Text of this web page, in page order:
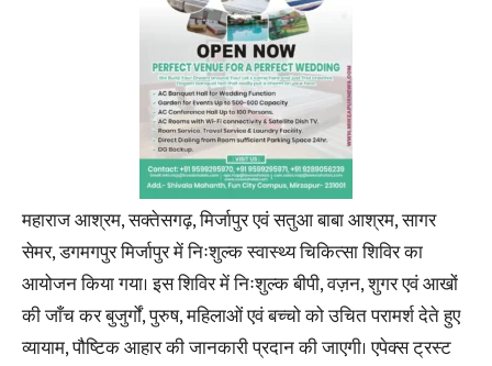
महाराज आश्रम, सक्तेसगढ़, मिर्जापुर एवं सतुआ बाबा आश्रम, सागर
सेमर, डगमगपुर मिर्जापुर में निःशुल्क स्वास्थ्य चिकित्सा शिविर का
आयोजन किया गया। इस शिविर में निःशुल्क बीपी, वज़न, शुगर एवं आखों
की जाँच कर बुजुर्गों, पुरुष, महिलाओं एवं बच्चो को उचित परामर्श देते हुए
व्यायाम, पौष्टिक आहार की जानकारी प्रदान की जाएगी। एपेक्स ट्रस्ट